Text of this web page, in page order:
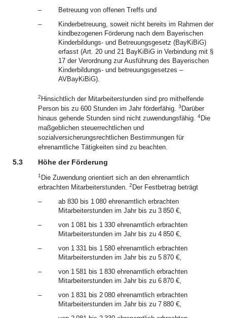
–
Betreuung von offenen Treffs und
–
Kinderbetreuung, soweit nicht bereits im Rahmen der
kindbezogenen Förderung nach dem Bayerischen
Kinderbildungs- und Betreuungsgesetz (BayKiBiG)
erfasst (Art. 20 und 21 BayKiBiG in Verbindung mit §
17 der Verordnung zur Ausführung des Bayerischen
Kinderbildungs- und betreuungsgesetzes –
AVBayKiBiG).
2 Hinsichtlich der Mitarbeiterstunden sind pro mithelfende
Person bis zu 600 Stunden im Jahr förderfähig. 3 Darüber
hinaus gehende Stunden sind nicht zuwendungsfähig. 4Die
maßgeblichen steuerrechtlichen und
sozialversicherungsrechtlichen Bestimmungen für
ehrenamtliche Tätigkeiten sind zu beachten.
5.3 Höhe der Förderung
1 Die Zuwendung orientiert sich an den ehrenamtlich
erbrachten Mitarbeiterstunden. 2 Der Festbetrag beträgt
–
ab 830 bis 1 080 ehrenamtlich erbrachten
Mitarbeiterstunden im Jahr bis zu 3 850 €,
–
von 1 081 bis 1 330 ehrenamtlich erbrachten
Mitarbeiterstunden im Jahr bis zu 4 850 €,
–
von 1 331 bis 1 580 ehrenamtlich erbrachten
Mitarbeiterstunden im Jahr bis zu 5 870 €,
–
von 1 581 bis 1 830 ehrenamtlich erbrachten
Mitarbeiterstunden im Jahr bis zu 6 870 €,
–
von 1 831 bis 2 080 ehrenamtlich erbrachten
Mitarbeiterstunden im Jahr bis zu 7 880 €,